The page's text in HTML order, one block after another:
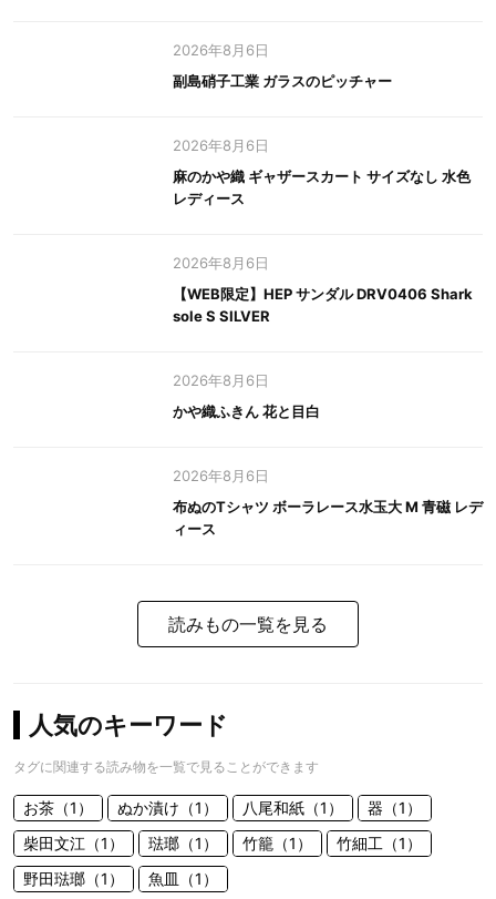
2026年8月6日
副島硝子工業 ガラスのピッチャー
2026年8月6日
麻のかや織 ギャザースカート サイズなし 水色
レディース
2026年8月6日
【WEB限定】HEP サンダル DRV0406 Shark
sole S SILVER
2026年8月6日
かや織ふきん 花と目白
2026年8月6日
布ぬのTシャツ ボーラレース水玉大 M 青磁 レデ
ィース
読みもの一覧を見る
人気のキーワード
タグに関連する読み物を一覧で見ることができます
お茶（1） ぬか漬け（1） 八尾和紙（1）
器（1）
柴田文江（1）
琺瑯（1） 竹籠（1）
竹細工（1）
野田琺瑯（1）
魚皿（1）